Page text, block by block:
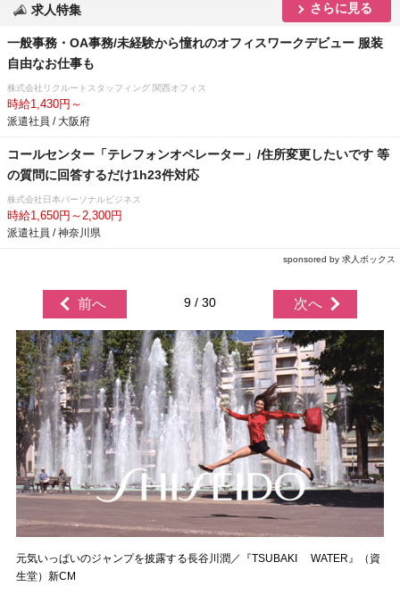
求人特集 さらに見る
一般事務・OA事務/未経験から憧れのオフィスワークデビュー 服装
自由なお仕事も
株式会社リクルートスタッフィング 関西オフィス
時給1,430円～
派遣社員 / 大阪府
コールセンター「テレフォンオペレーター」/住所変更したいです 等
の質問に回答するだけ1h23件対応
株式会社日本パーソナルビジネス
時給1,650円～2,300円
派遣社員 / 神奈川県
sponsored by 求人ボックス
前へ 9 / 30 次へ
元気いっぱいのジャンプを披露する長谷川潤／『TSUBAKI WATER』（資
生堂）新CM